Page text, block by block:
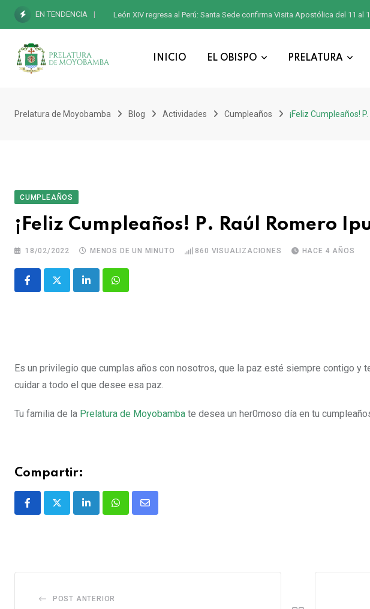
EN TENDENCIA León XIV regresa al Perú: Santa Sede confirma Visita Apostólica del 11 al
INICIO EL OBISPO PRELATURA
Prelatura de Moyobamba Blog Actividades Cumpleaños ¡Feliz Cumpleaños!
CUMPLEAÑOS
¡Feliz Cumpleaños! P. Raúl Romero
18/02/2022 MENOS DE UN MINUTO 860 VISUALIZACIONES HACE 4 AÑOS
Es un privilegio que cumplas años con nosotros, que la paz esté siempre contigo y
cuidar a todo el que desee esa paz.
Tu familia de la Prelatura de Moyobamba te desea un her0moso día en tu
Compartir:
POST ANTERIOR